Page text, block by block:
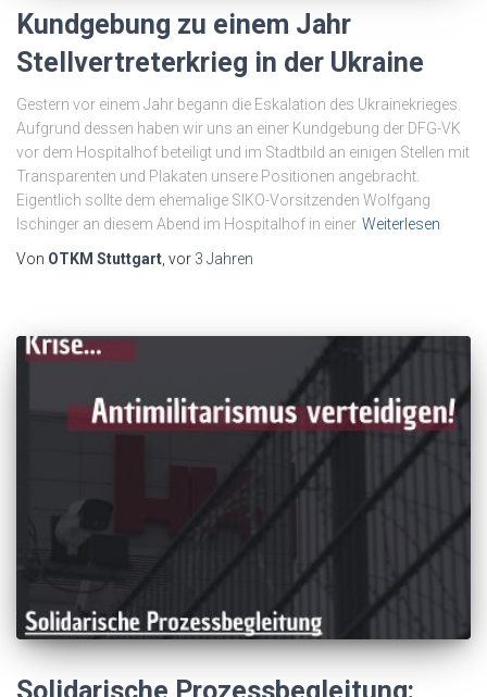
Kundgebung zu einem Jahr
Stellvertreterkrieg in der Ukraine
Gestern vor einem Jahr begann die Eskalation des Ukrainekrieges.
Aufgrund dessen haben wir uns an einer Kundgebung der DFG-VK
vor dem Hospitalhof beteiligt und im Stadtbild an einigen Stellen mit
Transparenten und Plakaten unsere Positionen angebracht.
Eigentlich sollte dem ehemalige SIKO-Vorsitzenden Wolfgang
Ischinger an diesem Abend im Hospitalhof in einer Weiterlesen
Von OTKM Stuttgart , vor 3 Jahren
Solidarische Prozessbegleitung: